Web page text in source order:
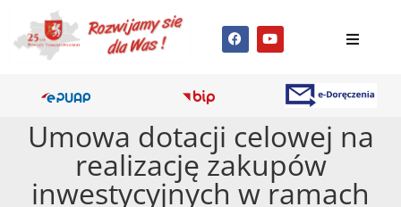
Umowa dotacji celowej na
realizację zakupów
inwestycyjnych w ramach